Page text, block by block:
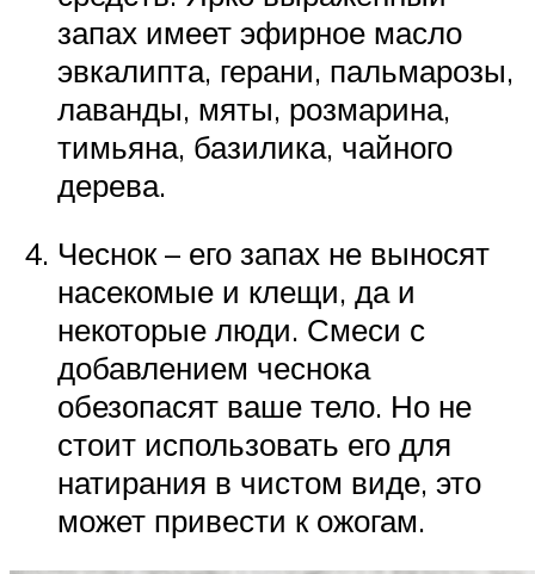
запах имеет эфирное масло
эвкалипта, герани, пальмарозы,
лаванды, мяты, розмарина,
тимьяна, базилика, чайного
дерева.
Чеснок – его запах не выносят
насекомые и клещи, да и
некоторые люди. Смеси с
добавлением чеснока
обезопасят ваше тело. Но не
стоит использовать его для
натирания в чистом виде, это
может привести к ожогам.